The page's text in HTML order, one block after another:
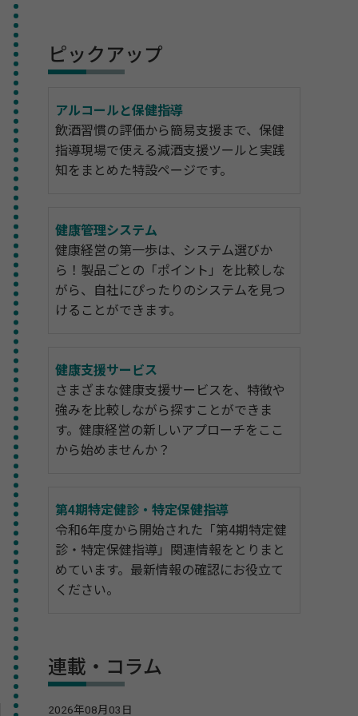
ピックアップ
アルコールと保健指導
飲酒習慣の評価から簡易支援まで、保健
指導現場で使える減酒支援ツールと実践
知をまとめた特設ページです。
健康管理システム
健康経営の第一歩は、システム選びか
ら！製品ごとの「ポイント」を比較しな
がら、自社にぴったりのシステムを見つ
けることができます。
健康支援サービス
さまざまな健康支援サービスを、特徴や
強みを比較しながら探すことができま
す。健康経営の新しいアプローチをここ
から始めませんか？
第4期特定健診・特定保健指導
令和6年度から開始された「第4期特定健
診・特定保健指導」関連情報をとりまと
めています。最新情報の確認にお役立て
ください。
連載・コラム
2026年08月03日